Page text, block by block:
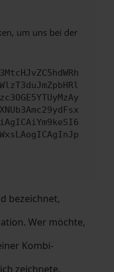
um uns bei der
bezeichnet,
Wer möchte,
Kombi-
zeichnete.